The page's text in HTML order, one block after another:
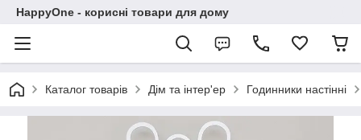
HappyOne - корисні товари для дому
Каталог товарів Дім та інтер'ер Годинники настінні